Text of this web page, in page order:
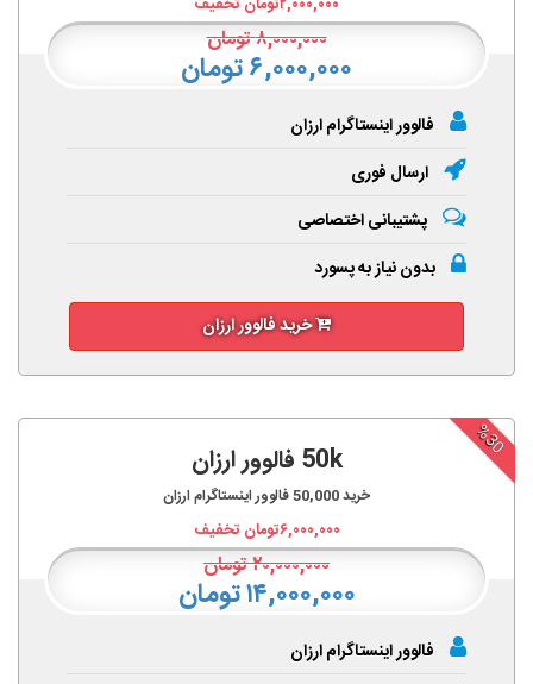
۲,۰۰۰,۰۰۰تومان تخفیف
۸,۰۰۰,۰۰۰تومان
۶,۰۰۰,۰۰۰ تومان
فالوور اینستاگرام ارزان
ارسال فوری
پشتیبانی اختصاصی
بدون نیاز به پسورد
خرید فالوور ارزان
%30
50k فالوور ارزان
خرید50,000فالوور اینستاگرام ارزان
۶,۰۰۰,۰۰۰تومان تخفیف
۲۰,۰۰۰,۰۰۰تومان
۱۴,۰۰۰,۰۰۰ تومان
فالوور اینستاگرام ارزان